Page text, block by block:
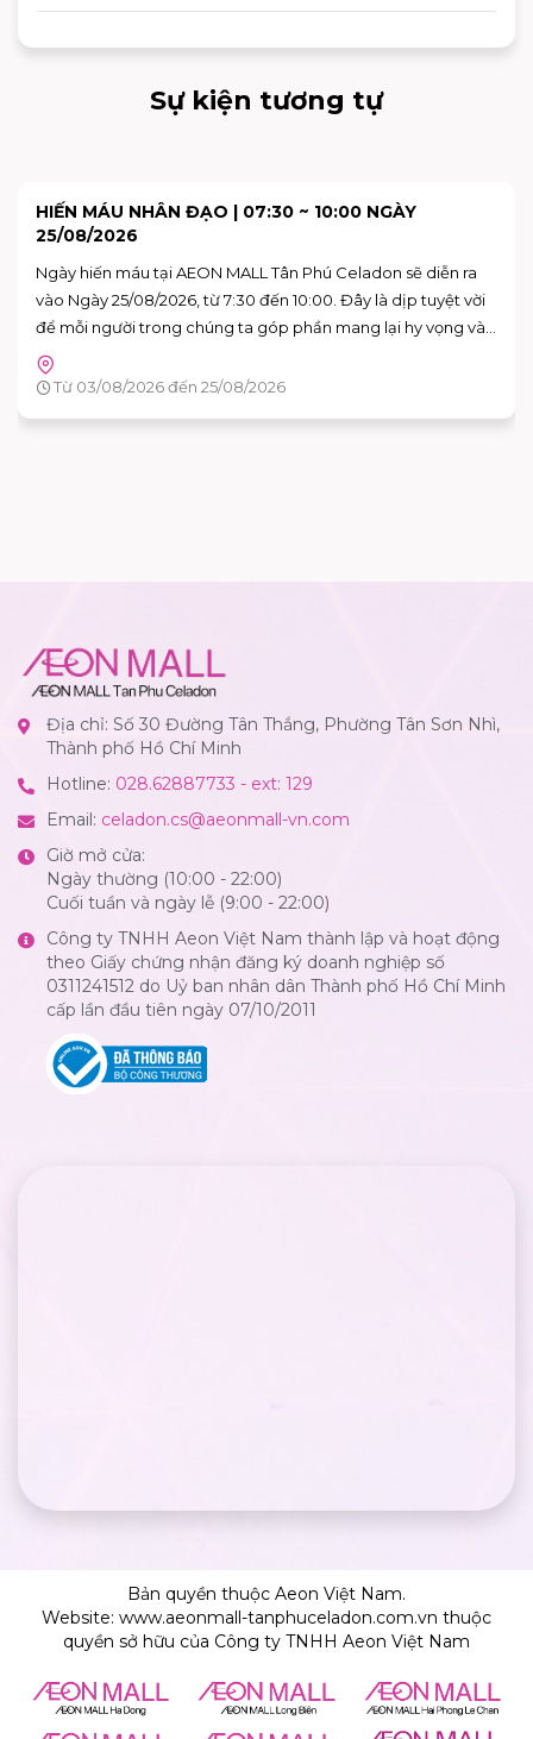
Sự kiện tương tự
SKY: CHILDREN OF THE LIGHT TRẢI NGHIỆM KHÔNG
GIAN NGHỆ THUẬT "VAN GOGH THƯƠNG MẾN"
Bạn đã sẵn sàng để bước vào những bức họa của Van Gogh
chưa?
Từ 15/08/2026 đến 16/08/2026
Địa chỉ: Số 30 Đường Tân Thắng, Phường Tân Sơn Nhì,
Thành phố Hồ Chí Minh
Hotline: 028.62887733 - ext: 129
Email: celadon.cs@aeonmall-vn.com
Giờ mở cửa:
Ngày thường (10:00 - 22:00)
Cuối tuần và ngày lễ (9:00 - 22:00)
Công ty TNHH Aeon Việt Nam thành lập và hoạt động
theo Giấy chứng nhận đăng ký doanh nghiệp số
0311241512 do Uỷ ban nhân dân Thành phố Hồ Chí Minh
cấp lần đầu tiên ngày 07/10/2011
Bản quyền thuộc Aeon Việt Nam.
Website: www.aeonmall-tanphuceladon.com.vn thuộc
quyền sở hữu của Công ty TNHH Aeon Việt Nam